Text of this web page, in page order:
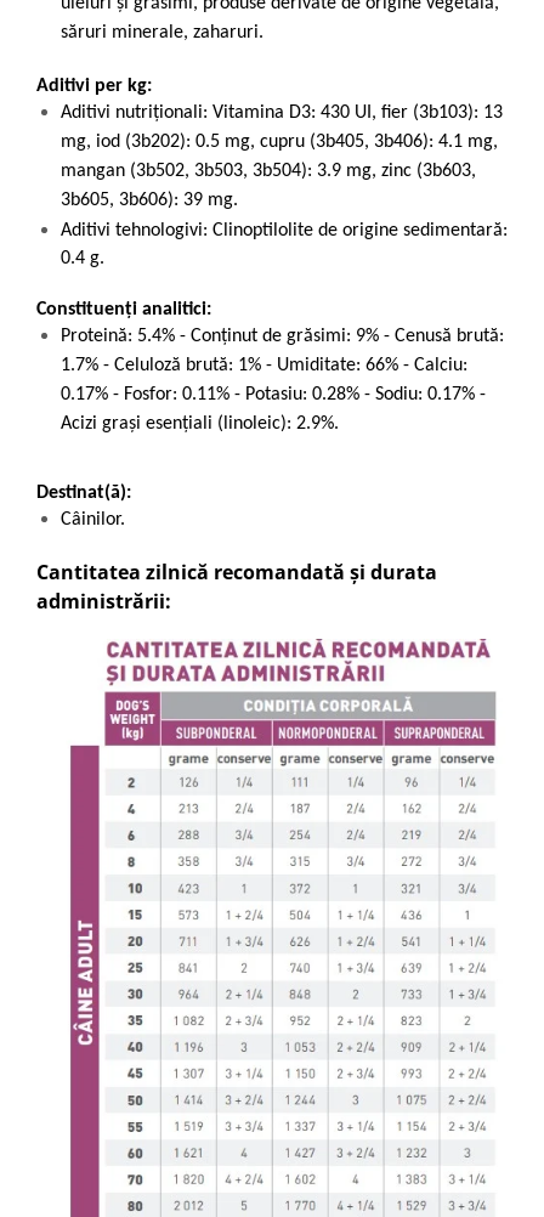
săruri minerale, zaharuri.
Aditivi per kg:
Aditivi nutriționali: Vitamina D3: 430 UI, fier (3b103): 13
mg, iod (3b202): 0.5 mg, cupru (3b405, 3b406): 4.1 mg,
mangan (3b502, 3b503, 3b504): 3.9 mg, zinc (3b603,
3b605, 3b606): 39 mg.
Aditivi tehnologivi: Clinoptilolite de origine sedimentară:
0.4 g.
Constituenți analitici:
Proteină: 5.4% - Conținut de grăsimi: 9% - Cenusă brută:
1.7% - Celuloză brută: 1% - Umiditate: 66% - Calciu:
0.17% - Fosfor: 0.11% - Potasiu: 0.28% - Sodiu: 0.17% -
Acizi grași esențiali (linoleic): 2.9%.
Destinat(ă):
Câinilor.
Cantitatea zilnică recomandată și durata
administrării: